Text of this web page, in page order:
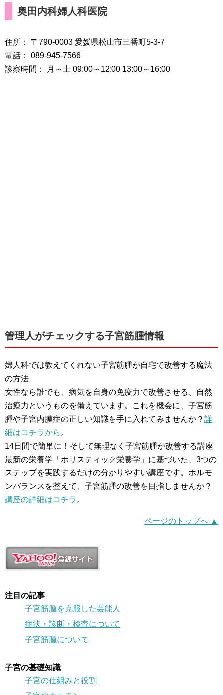
奥田内科婦人科医院
住所： 〒790-0003 愛媛県松山市三番町5-3-7
電話： 089-945-7566
診察時間： 月～土 09:00～12:00 13:00～16:00
管理人がチェックする子宮筋腫情報
婦人科では教えてくれない子宮筋腫が自宅で改善する魔法
の方法
女性なら誰でも、病気を自身の免疫力で改善させる、自然
治癒力というものを備えています。これを機会に、子宮筋
腫や子宮内膜症の正しい知識を手に入れてみませんか？ 詳
細はコチラから 。
14日間で簡単に！そして無理なく子宮筋腫が改善する講座
最新の栄養学「ホリスティック栄養学」に基づいた、3つの
ステップを実践するだけの分かりやすい講座です。ホルモ
ンバランスを整えて、子宮筋腫の改善を目指しませんか？
講座の詳細はコチラ 。
ページのトップへ ▲
注目の記事
子宮筋腫を克服した芸能人
症状・診断・検査について
子宮筋腫について
子宮の基礎知識
子宮の仕組みと役割